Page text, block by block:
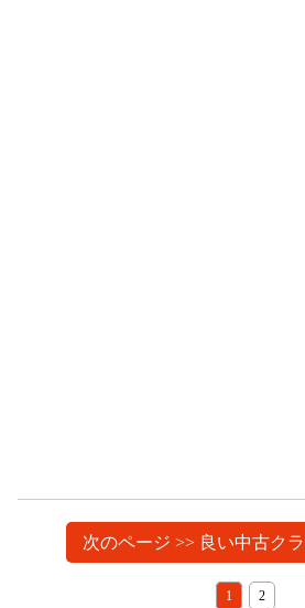
次のページ >> 良い中古ク
1 2